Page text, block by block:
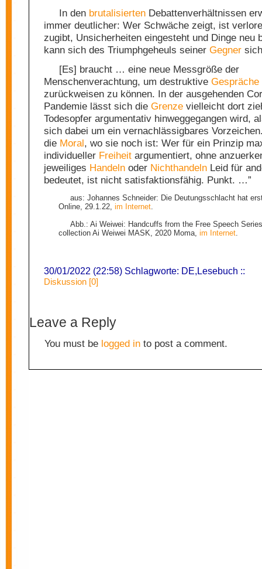
In den brutalisierten Debattenverhältnissen
immer deutlicher: Wer Schwäche zeigt, ist
zugibt, Unsicherheiten eingesteht und Dinge neu
kann sich des Triumphgeheuls seiner Gegner
[Es] braucht … eine neue Messgröße der
Menschenverachtung, um destruktive Gespräche
zurückweisen zu können. In der ausgehenden
Pandemie lässt sich die Grenze vielleicht dort
Todesopfer argumentativ hinweggegangen wird,
sich dabei um ein vernachlässigbares
die Moral, wo sie noch ist: Wer für ein Prinzip
individueller Freiheit argumentiert, ohne
jeweiliges Handeln oder Nichthandeln Leid für
bedeutet, ist nicht satisfaktionsfähig. Punkt. …”
aus: Johannes Schneider: Die Deutungsschlacht hat
Online, 29.1.22, im Internet.
Abb.: Ai Weiwei: Handcuffs from the Free Speech
collection Ai Weiwei MASK, 2020 Moma, im Internet.
30/01/2022 (22:58) Schlagworte: DE,Lesebuch ::
Diskussion [0]
Leave a Reply
You must be logged in to post a comment.